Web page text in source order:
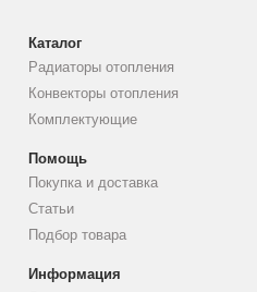
Каталог
Радиаторы отопления
Конвекторы отопления
Комплектующие
Помощь
Покупка и доставка
Статьи
Подбор товара
Информация